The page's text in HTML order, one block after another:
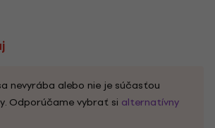
nevyrába alebo nie je súčasťou
Odporúčame vybrať si alternatívny